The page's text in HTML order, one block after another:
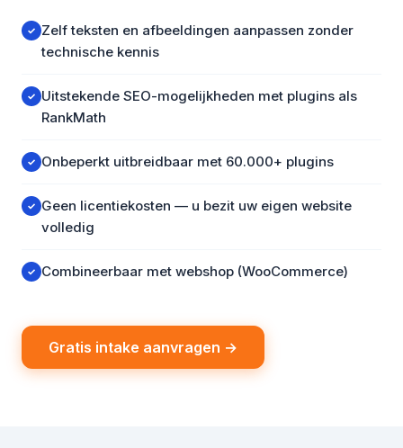
✓ Zelf teksten en afbeeldingen aanpassen zonder
technische kennis
✓ Uitstekende SEO-mogelijkheden met plugins als
RankMath
✓ Onbeperkt uitbreidbaar met 60.000+ plugins
✓ Geen licentiekosten — u bezit uw eigen website
volledig
✓ Combineerbaar met webshop (WooCommerce)
Gratis intake aanvragen →